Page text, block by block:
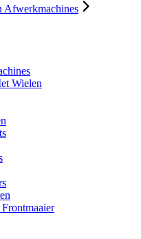
Afwerkmachines
Wielen